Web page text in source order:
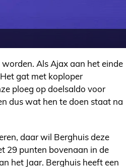
Als Ajax aan het einde
gat met koploper
ploeg op doelsaldo voor
dus wat hen te doen staat na
daar wil Berghuis deze
29 punten bovenaan in de
het Jaar. Berghuis heeft een